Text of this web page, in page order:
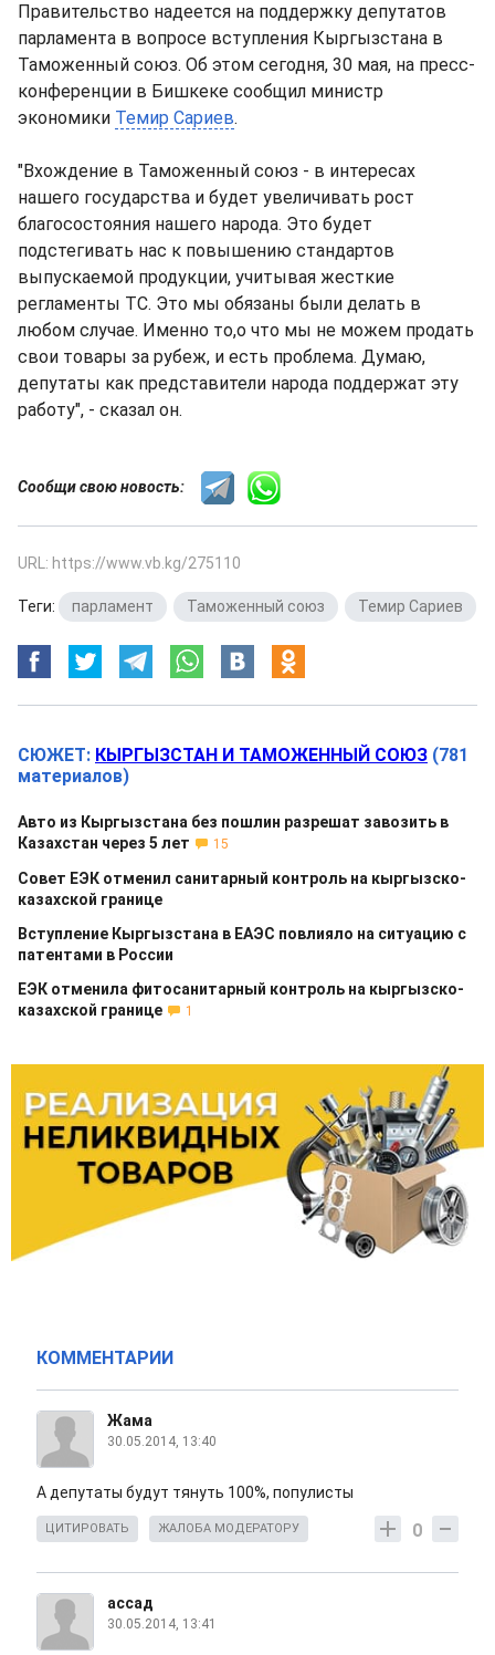
Правительство надеется на поддержку депутатов
парламента в вопросе вступления Кыргызстана в
Таможенный союз. Об этом сегодня, 30 мая, на пресс-
конференции в Бишкеке сообщил министр
экономики Темир Сариев.
"Вхождение в Таможенный союз - в интересах
нашего государства и будет увеличивать рост
благосостояния нашего народа. Это будет
подстегивать нас к повышению стандартов
выпускаемой продукции, учитывая жесткие
регламенты ТС. Это мы обязаны были делать в
любом случае. Именно то,о что мы не можем продать
свои товары за рубеж, и есть проблема. Думаю,
депутаты как представители народа поддержат эту
работу", - сказал он.
Сообщи свою новость:
URL: https://www.vb.kg/275110
Теги: парламент Таможенный союз Темир Сариев
СЮЖЕТ: КЫРГЫЗСТАН И ТАМОЖЕННЫЙ СОЮЗ (781
материалов)
Авто из Кыргызстана без пошлин разрешат завозить в
Казахстан через 5 лет
15
Совет ЕЭК отменил санитарный контроль на кыргызско-
казахской границе
Вступление Кыргызстана в ЕАЭС повлияло на ситуацию с
патентами в России
ЕЭК отменила фитосанитарный контроль на кыргызско-
казахской границе
1
КОММЕНТАРИИ
Жама
30.05.2014, 13:40
А депутаты будут тянуть 100%, популисты
0
ЦИТИРОВАТЬ ЖАЛОБА МОДЕРАТОРУ
ассад
30.05.2014, 13:41